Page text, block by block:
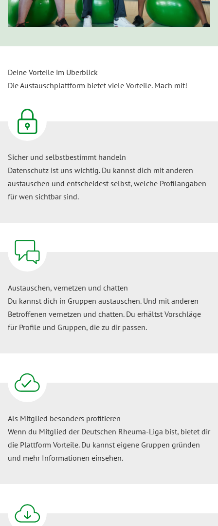
Deine Vorteile im Überblick
Die Austauschplattform bietet viele Vorteile. Mach mit!
Sicher und selbstbestimmt handeln
Datenschutz ist uns wichtig. Du kannst dich mit anderen
austauschen und entscheidest selbst, welche Profilangaben
für wen sichtbar sind.
Austauschen, vernetzen und chatten
Du kannst dich in Gruppen austauschen. Und mit anderen
Betroffenen vernetzen und chatten. Du erhältst Vorschläge
für Profile und Gruppen, die zu dir passen.
Als Mitglied besonders profitieren
Wenn du Mitglied der Deutschen Rheuma-Liga bist, bietet dir
die Plattform Vorteile. Du kannst eigene Gruppen gründen
und mehr Informationen einsehen.